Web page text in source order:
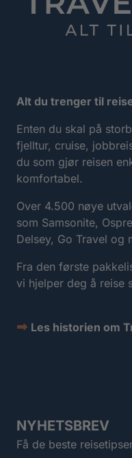
Alt du trenger til
Enten du skal på
fjelltur, cruise,
du som gjør reisen
komfortabel.
Over 4.500 nøye
som Samsonite,
Delsey, Go Travel og
Fra den første
vi hjelper deg å reise
➡ Les historien om
NYHETSBREV
Få de beste